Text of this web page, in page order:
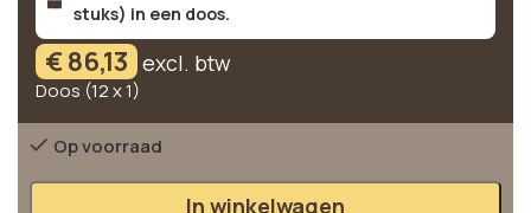
stuks) in een doos.
€86,13 excl. btw
Doos (12 x 1)
Op voorraad
In winkelwagen